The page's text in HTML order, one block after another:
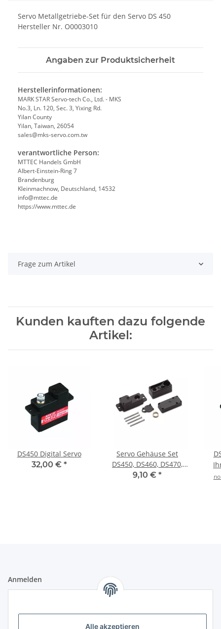
Alle akzeptieren
Servo Metallgetriebe-Set für den Servo DS 450
Hersteller Nr. O0003010
Angaben zur Produktsicherheit
Herstellerinformationen:
MARK STAR Servo-tech Co., Ltd. - MKS
No.3, Ln. 120, Sec. 3, Yixing Rd.
Yilan County
Yilan, Taiwan, 26054
sales@mks-servo.com.tw
verantwortliche Person:
MTTEC Handels GmbH
Albert-Einstein-Ring 7
Brandenburg
Kleinmachnow, Deutschland, 14532
info@mttec.de
https://www.mttec.de
Frage zum Artikel
Kunden kauften dazu folgende
Artikel:
DS450 Digital Servo
32,00 € *
Servo Gehäuse Set
DS450, DS460, DS470,
DS480
9,10 € *
Anmelden
markierten Felder sind Pflichtfelder.